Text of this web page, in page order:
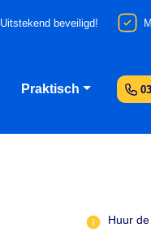
Uitstekend beveiligd!
Praktisch
Huur